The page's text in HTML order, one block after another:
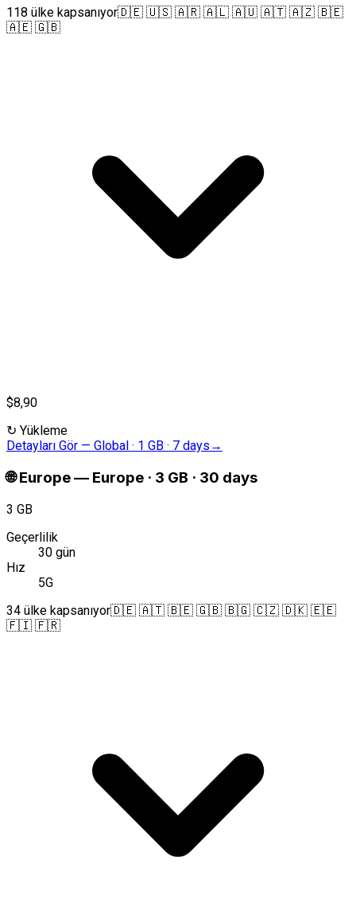
118 ülke kapsanıyor🇩🇪 🇺🇸 🇦🇷 🇦🇱 🇦🇺 🇦🇹 🇦🇿 🇧🇪
🇦🇪 🇬🇧
$8,90
↻ Yükleme
Detayları Gör — Global · 1 GB · 7 days →
🌐 Europe— Europe · 3 GB · 30 days
3 GB
Geçerlilik
30 gün
Hız
5G
34 ülke kapsanıyor🇩🇪 🇦🇹 🇧🇪 🇬🇧 🇧🇬 🇨🇿 🇩🇰 🇪🇪
🇫🇮 🇫🇷